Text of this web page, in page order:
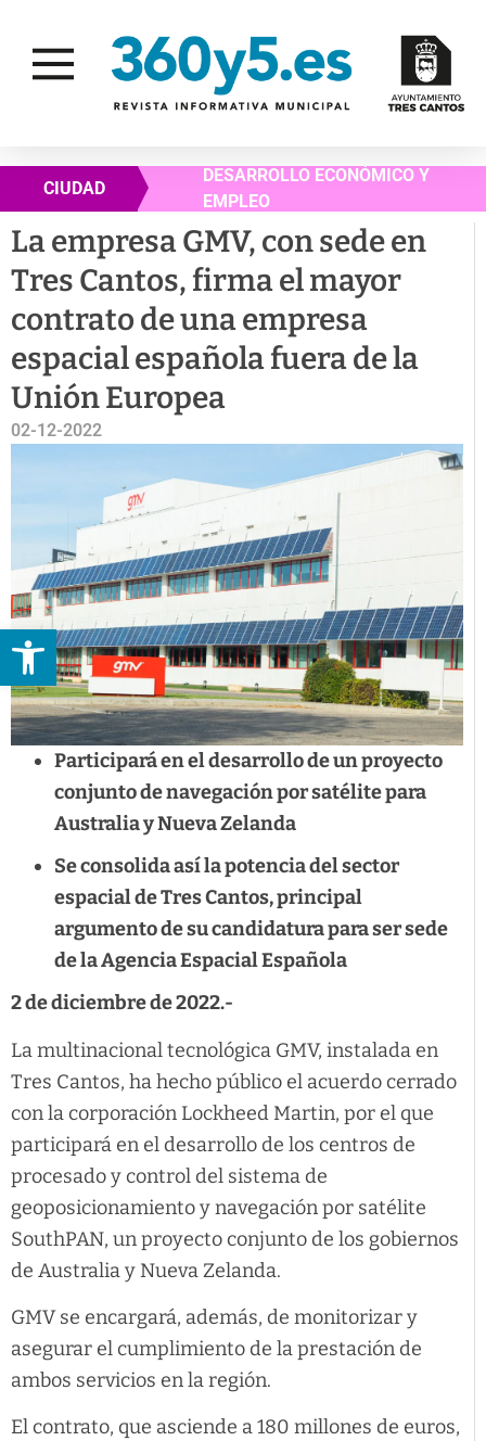
Abrir barra de herramientas
CIUDAD
DESARROLLO ECONÓMICO Y
EMPLEO
La empresa GMV, con sede en
Tres Cantos, firma el mayor
contrato de una empresa
espacial española fuera de la
Unión Europea
02-12-2022
Participará en el desarrollo de un proyecto
conjunto de navegación por satélite para
Australia y Nueva Zelanda
Se consolida así la potencia del sector
espacial de Tres Cantos, principal
argumento de su candidatura para ser sede
de la Agencia Espacial Española
2 de diciembre de 2022.-
La multinacional tecnológica GMV, instalada en
Tres Cantos, ha hecho público el acuerdo cerrado
con la corporación Lockheed Martin, por el que
participará en el desarrollo de los centros de
procesado y control del sistema de
geoposicionamiento y navegación por satélite
SouthPAN, un proyecto conjunto de los gobiernos
de Australia y Nueva Zelanda.
GMV se encargará, además, de monitorizar y
asegurar el cumplimiento de la prestación de
ambos servicios en la región.
El contrato, que asciende a 180 millones de euros,